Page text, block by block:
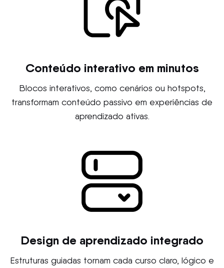
Conteúdo interativo em minutos
Blocos interativos, como cenários ou hotspots,
transformam conteúdo passivo em experiências de
aprendizado ativas.
Design de aprendizado integrado
Estruturas guiadas tornam cada curso claro, lógico e